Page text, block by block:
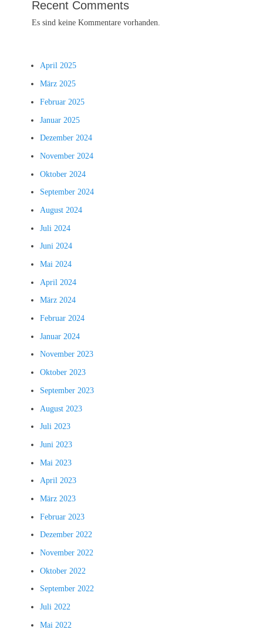
Recent Comments
Es sind keine Kommentare vorhanden.
April 2025
März 2025
Februar 2025
Januar 2025
Dezember 2024
November 2024
Oktober 2024
September 2024
August 2024
Juli 2024
Juni 2024
Mai 2024
April 2024
März 2024
Februar 2024
Januar 2024
November 2023
Oktober 2023
September 2023
August 2023
Juli 2023
Juni 2023
Mai 2023
April 2023
März 2023
Februar 2023
Dezember 2022
November 2022
Oktober 2022
September 2022
Juli 2022
Mai 2022